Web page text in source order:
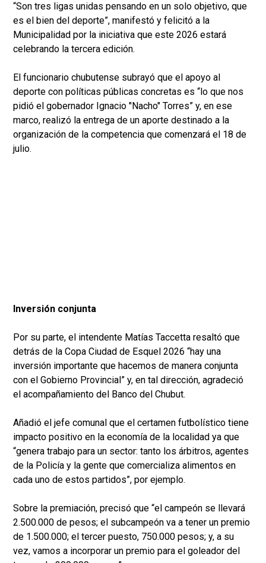
“Son tres ligas unidas pensando en un solo objetivo, que
es el bien del deporte”, manifestó y felicitó a la
Municipalidad por la iniciativa que este 2026 estará
celebrando la tercera edición.
El funcionario chubutense subrayó que el apoyo al
deporte con políticas públicas concretas es “lo que nos
pidió el gobernador Ignacio "Nacho" Torres” y, en ese
marco, realizó la entrega de un aporte destinado a la
organización de la competencia que comenzará el 18 de
julio.
Inversión conjunta
Por su parte, el intendente Matías Taccetta resaltó que
detrás de la Copa Ciudad de Esquel 2026 “hay una
inversión importante que hacemos de manera conjunta
con el Gobierno Provincial” y, en tal dirección, agradeció
el acompañamiento del Banco del Chubut.
Añadió el jefe comunal que el certamen futbolístico tiene
impacto positivo en la economía de la localidad ya que
“genera trabajo para un sector: tanto los árbitros, agentes
de la Policía y la gente que comercializa alimentos en
cada uno de estos partidos”, por ejemplo.
Sobre la premiación, precisó que “el campeón se llevará
2.500.000 de pesos; el subcampeón va a tener un premio
de 1.500.000; el tercer puesto, 750.000 pesos; y, a su
vez, vamos a incorporar un premio para el goleador del